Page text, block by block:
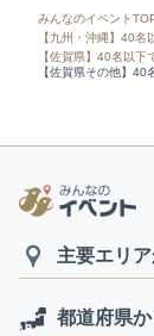
みんなのイベント
【九州・沖縄】40
【佐賀県】40名以
【佐賀県その他】
主要エリ
都道府県